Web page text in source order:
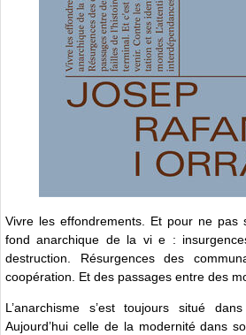
Vivre les effondrements. Et pour ne pas
fond anarchique de la vi e :
destruction. Résurgences des
coopération. Et des passages entre des
L’anarchisme s’est toujours situé
Aujourd’hui celle de la modernité dans